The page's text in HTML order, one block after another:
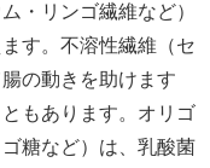
・リンゴ繊維など）
す。不溶性繊維（セ
の動きを助けます
もあります。オリゴ
糖など）は、乳酸菌